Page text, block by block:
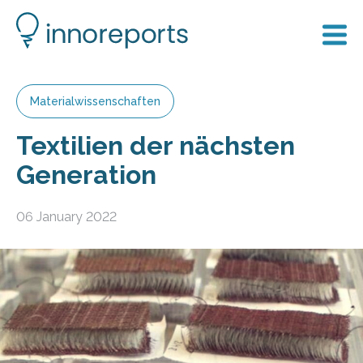
Materialwissenschaften
Textilien der nächsten
Generation
06 January 2022